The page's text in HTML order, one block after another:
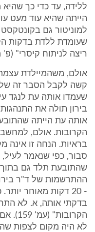
ללידה, עד כדי כך
הייתה שהיא עוד מעט
למוניטור גם
שעומדת ללדת בדקות
ריצה לניתוח קיסרי" (פ' מיום 24.1.09,
אולם, משהמיילדת
קשה לקבל הסבר זה של
שעמדו אותה עת לנגד
בירון תולה את
אותה עת הייתה
הקרובות. אולם, למחשבה
בראיות. הנחה זו אינה
סבור, כפי שנאמר
שהתובעת תלד גם בתוך
ההתרשמות של ד"ר
- 20 דקות מאוחר
בדקתי אותה, א. לא
לא היה מקום לצפות